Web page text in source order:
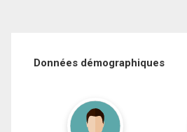
Données démographiques